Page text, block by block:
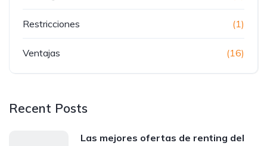
Restricciones (1)
Ventajas (16)
Recent Posts
Las mejores ofertas de renting del